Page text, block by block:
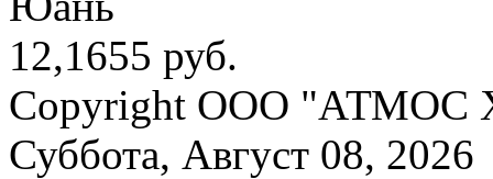
12,1655 руб.
Copyright OOO "АТМОС
Суббота, Август 08, 2026